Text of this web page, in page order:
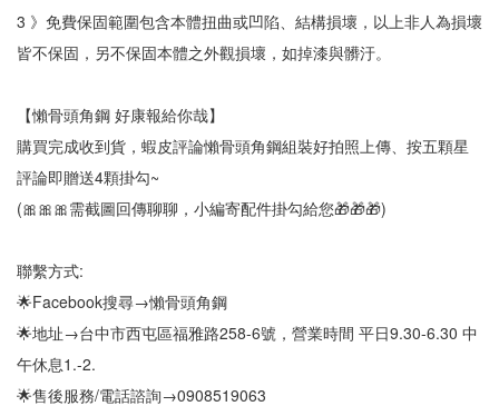
3 》免費保固範圍包含本體扭曲或凹陷、結構損壞，以上非人為損壞
皆不保固，另不保固本體之外觀損壞，如掉漆與髒汙。
【懶骨頭角鋼 好康報給你哉】
購買完成收到貨，蝦皮評論懶骨頭角鋼組裝好拍照上傳、按五顆星
評論即贈送4顆掛勾~
(🎀🎀🎀需截圖回傳聊聊，小編寄配件掛勾給您🎁🎁🎁)
聯繫方式:
🌟Facebook搜尋→懶骨頭角鋼
🌟地址→台中市西屯區福雅路258-6號，營業時間 平日9.30-6.30 中
午休息1.-2.
🌟售後服務/電話諮詢→0908519063